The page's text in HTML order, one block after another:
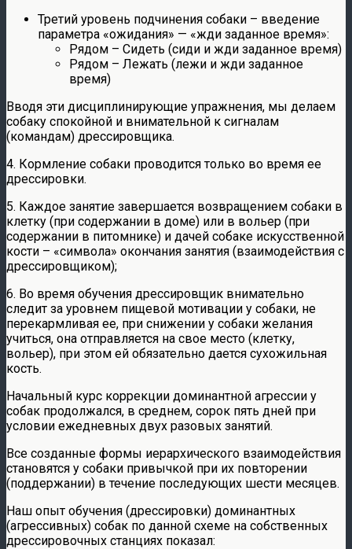
Третий уровень подчинения собаки – введение
параметра «ожидания» — «жди заданное время»:
Рядом – Сидеть (сиди и жди заданное время)
Рядом – Лежать (лежи и жди заданное
время)
Вводя эти дисциплинирующие упражнения, мы делаем
собаку спокойной и внимательной к сигналам
(командам) дрессировщика.
4. Кормление собаки проводится только во время ее
дрессировки.
5. Каждое занятие завершается возвращением собаки в
клетку (при содержании в доме) или в вольер (при
содержании в питомнике) и дачей собаке искусственной
кости – «символа» окончания занятия (взаимодействия с
дрессировщиком);
6. Во время обучения дрессировщик внимательно
следит за уровнем пищевой мотивации у собаки, не
перекармливая ее, при снижении у собаки желания
учиться, она отправляется на свое место (клетку,
вольер), при этом ей обязательно дается сухожильная
кость.
Начальный курс коррекции доминантной агрессии у
собак продолжался, в среднем, сорок пять дней при
условии ежедневных двух разовых занятий.
Все созданные формы иерархического взаимодействия
становятся у собаки привычкой при их повторении
(поддержании) в течение последующих шести месяцев.
Наш опыт обучения (дрессировки) доминантных
(агрессивных) собак по данной схеме на собственных
дрессировочных станциях показал: